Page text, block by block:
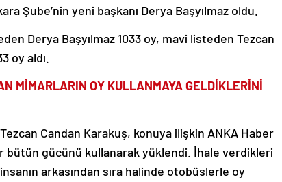
Şube’nin yeni başkanı Derya Başyılmaz oldu.
Derya Başyılmaz 1033 oy, mavi listeden Tezcan
oy aldı.
MİMARLARIN OY KULLANMAYA GELDİKLERİNİ
Candan Karakuş, konuya ilişkin ANKA Haber
bütün gücünü kullanarak yüklendi. İhale verdikleri
arkasından sıra halinde otobüslerle oy